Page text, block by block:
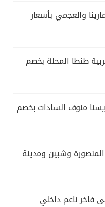
والعجمي بأسعار
طنطا المحلة بخصم
منوف السادات بخصم
وشبين ومدينة
فاخر ناعم داخلي